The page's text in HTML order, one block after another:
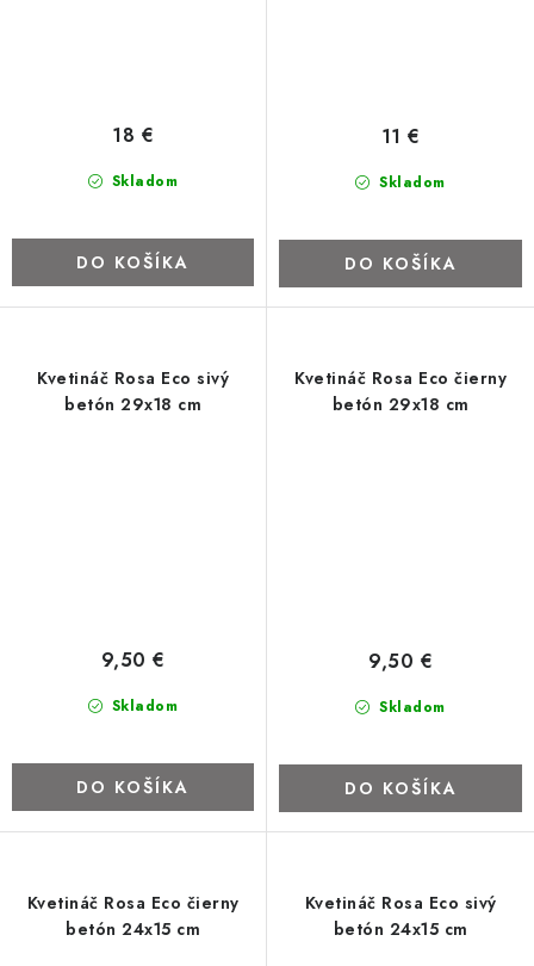
Skladom
18 €
DO KOŠÍKA
Skladom
11 €
DO KOŠÍKA
Kvetináč Rosa Eco sivý
betón 29x18 cm
Skladom
9,50 €
DO KOŠÍKA
Kvetináč Rosa Eco čierny
betón 29x18 cm
Skladom
9,50 €
DO KOŠÍKA
Kvetináč Rosa Eco čierny
betón 24x15 cm
Kvetináč Rosa Eco sivý
betón 24x15 cm